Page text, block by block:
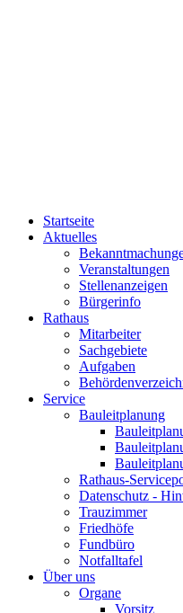
Startseite
Aktuelles
Veranstaltungen
Stellenanzeigen
Bürgerinfo
Rathaus
Mitarbeiter
Sachgebiete
Aufgaben
Service
Bauleitplanung
Rathaus-
Datenschutz -
Trauzimmer
Friedhöfe
Fundbüro
Notfalltafel
Über uns
Organe
Vorsitz